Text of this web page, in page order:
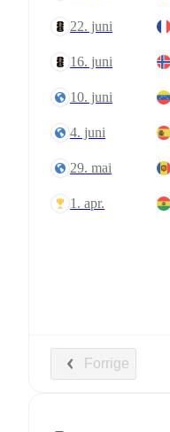
22. juni
16. juni
10. juni
4. juni
29. mai
1. apr.
Forrige